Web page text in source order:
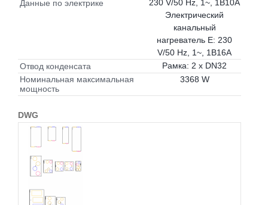
Данные по электрике
230 V/50 Hz, 1~, 1B10A
Электрический
канальный
нагреватель E: 230
V/50 Hz, 1~, 1B16A
Отвод конденсата
Рамка: 2 x DN32
Номинальная максимальная
мощность
3368 W
DWG